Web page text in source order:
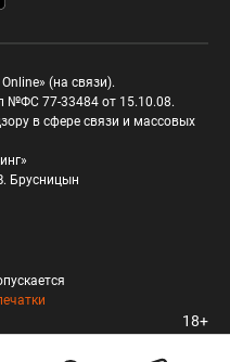
(на связи).
№ФС 77-33484 от 15.10.08.
в сфере связи и массовых
Брусницын
18+